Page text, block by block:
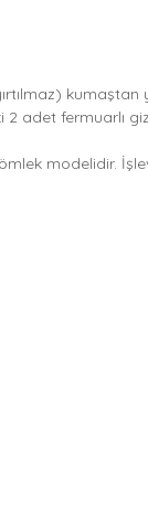
kumaştan
2 adet fermuarlı
modelidir.